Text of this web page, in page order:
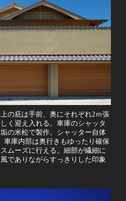
の庇は手前、奥にそれぞれ2ｍ張
く迎え入れる。車庫のシャッタ
の米松で製作。シャッター自体
車庫内部は奥行きもゆったり確保
ムーズに行える。細部が繊細に
でありながらすっきりした印象